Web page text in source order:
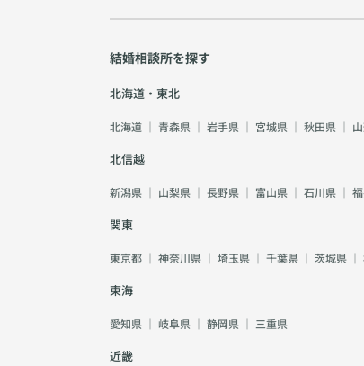
結婚相談所を探す
北海道・東北
北海道 ｜ 青森県 ｜ 岩手県 ｜ 宮城県 ｜ 秋田県 ｜
北信越
新潟県 ｜ 山梨県 ｜ 長野県 ｜ 富山県 ｜ 石川県 ｜
関東
東京都 ｜ 神奈川県 ｜ 埼玉県 ｜ 千葉県 ｜ 茨城県 ｜
東海
愛知県 ｜ 岐阜県 ｜ 静岡県 ｜ 三重県
近畿